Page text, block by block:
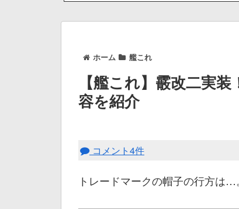
ホーム 艦これ
【艦これ】霰改二実
容を紹介
コメント4件
トレードマークの帽子の行方は…。